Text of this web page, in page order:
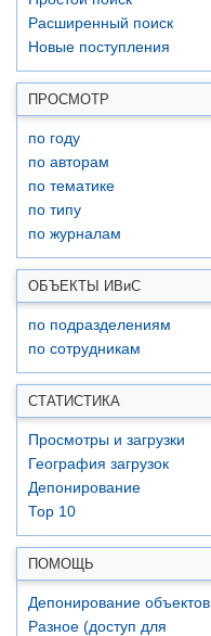
Расширенный поиск
Новые поступления
ПРОСМОТР
по году
по авторам
по тематике
по типу
по журналам
ОБЪЕКТЫ ИВиС
по подразделениям
по сотрудникам
СТАТИСТИКА
Просмотры и загрузки
География загрузок
Депонирование
Top 10
ПОМОЩЬ
Депонирование объектов
Разное (доступ для